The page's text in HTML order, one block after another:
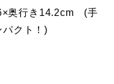
奥行き14.2cm (手
パクト！)